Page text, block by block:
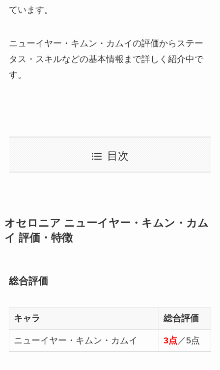
ています。
ニューイヤー・キムン・カムイの評価からステー
タス・スキルなどの基本情報まで詳しく紹介中で
す。
目次
オセロニア ニューイヤー・キムン・カム
イ 評価・特徴
総合評価
キャラ 総合評価
ニューイヤー・キムン・カムイ 3点 ／5点